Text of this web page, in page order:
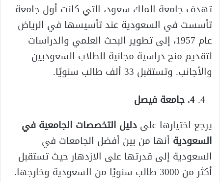
تهدف جامعة الملك سعود، التي كانت أول جامعة
تأسست في السعودية عند تأسيسها في الرياض
عام 1957، إلى تطوير البحث العلمي والدراسات
لتقديم منح دراسية مجانية للطلاب السعوديين
والأجانب. وتستقبل 33 ألف طالب سنويًا.
4. جامعة فيصل
يرجع اختيارها علىدليل التخصصات الجامعية في
السعودية أنها من بين أفضل الجامعات في
السعودية إلى قدرتها على الازدهار حيث تستقبل
أكثر من 3000 طالب سنويًا من السعودية وخارجها.